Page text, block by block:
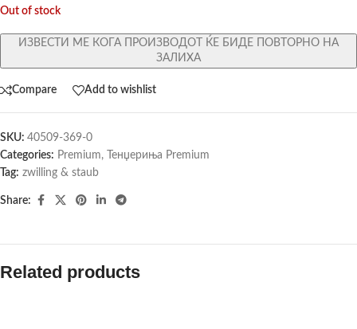
Out of stock
ИЗВЕСТИ МЕ КОГА ПРОИЗВОДОТ ЌЕ БИДЕ ПОВТОРНО НА
ЗАЛИХА
Compare Add to wishlist
SKU: 40509-369-0
Categories: Premium,
Тенџериња Premium
Tag: zwilling & staub
Share:
Related products